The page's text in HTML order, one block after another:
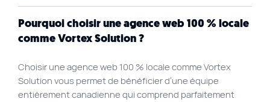
Blogue
Carrière
Commerce électronique
Pourquoi choisir une agence web 100 % locale
comme Vortex Solution ?
Choisir une agence web 100 % locale comme Vortex
Solution vous permet de bénéficier d’une équipe
entièrement canadienne qui comprend parfaitement